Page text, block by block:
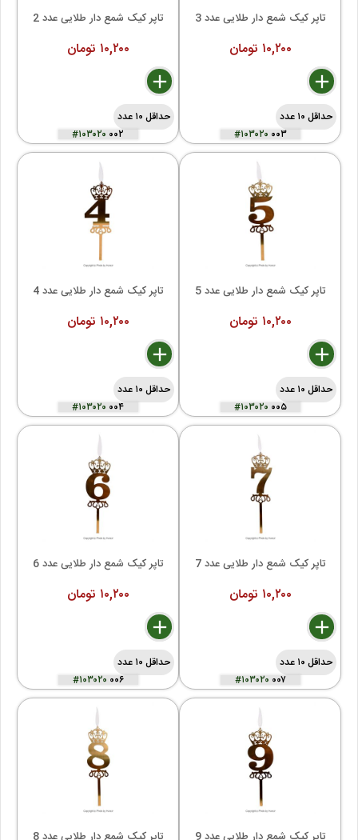
تاپر کیک شمع دار طلایی عدد 2
۱۰,۲۰۰ تومان
delete
remove
add
حداقل ۱۰ عدد
#۱۰۳۰۲۰ ۰۰۲
تاپر کیک شمع دار طلایی عدد 3
۱۰,۲۰۰ تومان
delete
remove
add
حداقل ۱۰ عدد
#۱۰۳۰۲۰ ۰۰۳
تاپر کیک شمع دار طلایی عدد 4
۱۰,۲۰۰ تومان
delete
remove
add
حداقل ۱۰ عدد
#۱۰۳۰۲۰ ۰۰۴
تاپر کیک شمع دار طلایی عدد 5
۱۰,۲۰۰ تومان
delete
remove
add
حداقل ۱۰ عدد
#۱۰۳۰۲۰ ۰۰۵
تاپر کیک شمع دار طلایی عدد 6
۱۰,۲۰۰ تومان
delete
remove
add
حداقل ۱۰ عدد
#۱۰۳۰۲۰ ۰۰۶
تاپر کیک شمع دار طلایی عدد 7
۱۰,۲۰۰ تومان
delete
remove
add
حداقل ۱۰ عدد
#۱۰۳۰۲۰ ۰۰۷